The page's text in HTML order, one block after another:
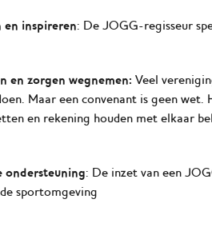
en inspireren: De JOGG-regisseur
en zorgen wegnemen: Veel
Maar een convenant is geen
en rekening houden met elkaar
ondersteuning: De inzet van een
sportomgeving